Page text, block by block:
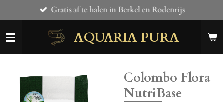
direct
naar
AQUARIA PURA
Gratis af te halen in Berkel en Rodenrijs
Colombo Flora
NutriBase